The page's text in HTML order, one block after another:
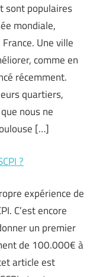
sont populaires
mondiale,
Une ville
comme en
récemment.
quartiers,
nous ne
[…]
?
expérience de
C’est encore
un premier
de 100.000€ à
article est